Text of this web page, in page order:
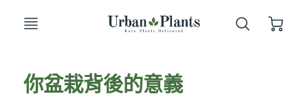
你盆栽背後的意義